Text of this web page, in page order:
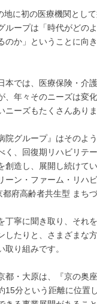
地に初の医療機関とし
ループは「時代がどの
のか」ということに向
本では、医療保険・介
、年々そのニーズは変
ーズもたくさんありま
院グループ』はそのよ
く、回復期リハビリテ
創造し、展開し続けてい
ーン・ファーム・リハ
都府高齢者共生型 まち
丁寧に聞き取り、それ
したりと、さまざまな
り組みです。
都・大原は、『京の奥
15分という距離に位置